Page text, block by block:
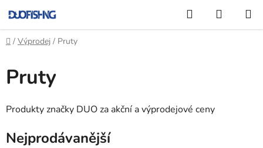
na
obsah
Hledat
KOŠÍK
Domů
/ Výprodej / Pruty
Pruty
Produkty značky DUO za akční a výprodejové ceny
Nejprodávanější